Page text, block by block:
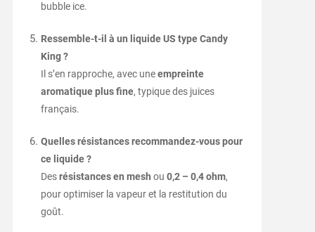
bubble ice.
Ressemble-t-il à un liquide US type Candy
King ?
Il s’en rapproche, avec uneempreinte
aromatique plus fine, typique des juices
français.
Quelles résistances recommandez-vous pour
ce liquide ?
Desrésistances en mesh ou 0,2 – 0,4 ohm,
pour optimiser la vapeur et la restitution du
goût.